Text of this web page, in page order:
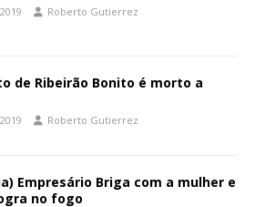
Roberto Gutierrez
de Ribeirão Bonito é morto a
Roberto Gutierrez
Empresário Briga com a mulher e
no fogo